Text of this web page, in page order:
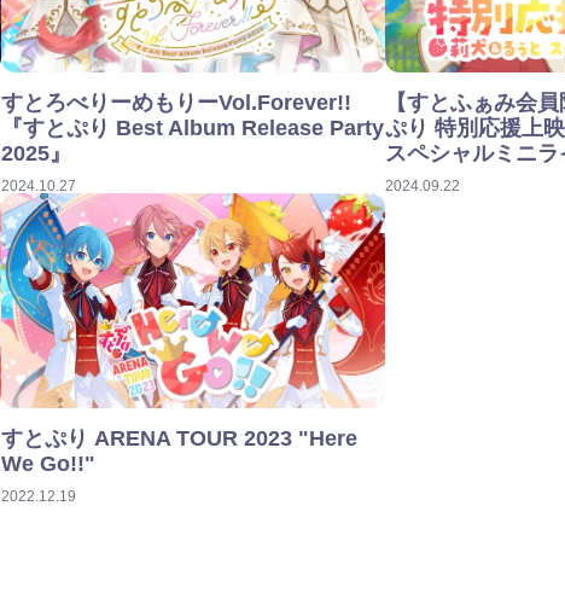
すとろべりーめもりーVol.Forever!!
『すとぷり Best Album Release Party
2025』
2024.10.27
【すとふぁみ会
ぷり 特別応援上
スペシャルミニラ
2024.09.22
すとぷり ARENA TOUR 2023 "Here
We Go!!"
2022.12.19